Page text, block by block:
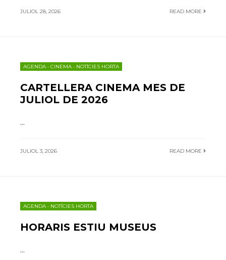
JULIOL 28, 2026 READ MORE
AGENDA • CINEMA • NOTÍCIES HORTA
CARTELLERA CINEMA MES DE
JULIOL DE 2026
...
JULIOL 3, 2026 READ MORE
AGENDA • NOTÍCIES HORTA
HORARIS ESTIU MUSEUS
...